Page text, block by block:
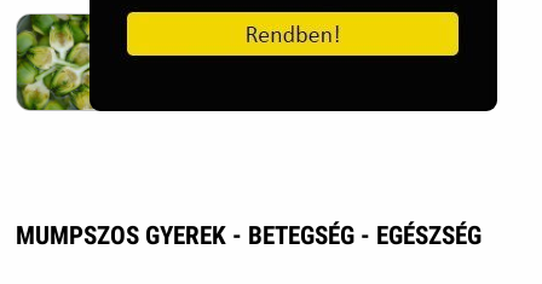
Articsóka
2023. Mar. 18.
MUMPSZOS GYEREK - BETEGSÉG - EGÉSZSÉG